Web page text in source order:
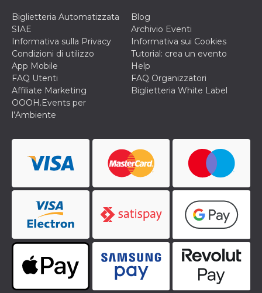
Biglietteria Automatizzata
SIAE
Blog
Archivio Eventi
Informativa sulla Privacy
Informativa sui Cookies
Condizioni di utilizzo
Tutorial: crea un evento
App Mobile
Help
FAQ Utenti
FAQ Organizzatori
Affiliate Marketing
Biglietteria White Label
OOOH.Events per
l’Ambiente